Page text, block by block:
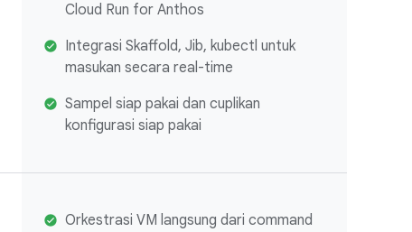
Cloud Run for Anthos
Integrasi Skaffold, Jib, kubectl untuk
masukan secara real-time
Sampel siap pakai dan cuplikan
konfigurasi siap pakai
Orkestrasi VM langsung dari command